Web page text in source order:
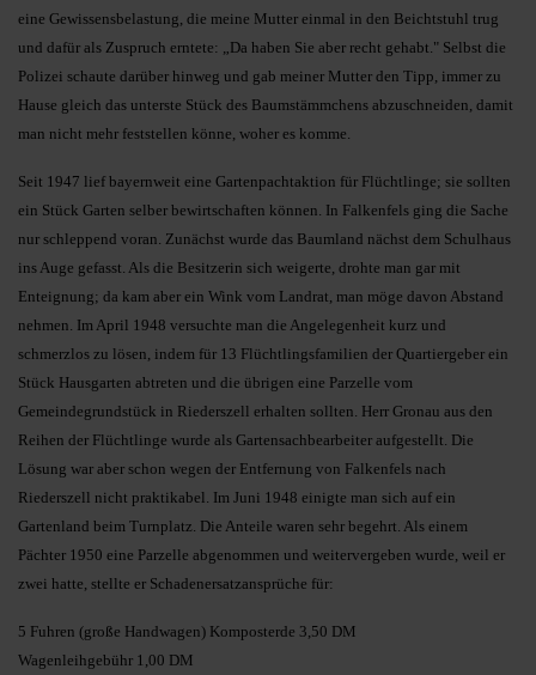
eine Gewissensbelastung, die meine Mutter einmal in den Beichtstuhl trug
und dafür als Zuspruch erntete: „Da haben Sie aber recht gehabt." Selbst die
Polizei schaute darüber hinweg und gab meiner Mutter den Tipp, immer zu
Hause gleich das unterste Stück des Baumstämmchens abzuschneiden, damit
man nicht mehr feststellen könne, woher es komme.
Seit 1947 lief bayernweit eine Gartenpachtaktion für Flüchtlinge; sie sollten
ein Stück Garten selber bewirtschaften können. In Falkenfels ging die Sache
nur schleppend voran. Zunächst wurde das Baumland nächst dem Schulhaus
ins Auge gefasst. Als die Besitzerin sich weigerte, drohte man gar mit
Enteignung; da kam aber ein Wink vom Landrat, man möge davon Abstand
nehmen. Im April 1948 versuchte man die Angelegenheit kurz und
schmerzlos zu lösen, indem für 13 Flüchtlingsfamilien der Quartiergeber ein
Stück Hausgarten abtreten und die übrigen eine Parzelle vom
Gemeindegrundstück in Riederszell erhalten sollten. Herr Gronau aus den
Reihen der Flüchtlinge wurde als Gartensachbearbeiter aufgestellt. Die
Lösung war aber schon wegen der Entfernung von Falkenfels nach
Riederszell nicht praktikabel. Im Juni 1948 einigte man sich auf ein
Gartenland beim Turnplatz. Die Anteile waren sehr begehrt. Als einem
Pächter 1950 eine Parzelle abgenommen und weitervergeben wurde, weil er
zwei hatte, stellte er Schadenersatzansprüche für:
5 Fuhren (große Handwagen) Komposterde 3,50 DM
Wagenleihgebühr 1,00 DM